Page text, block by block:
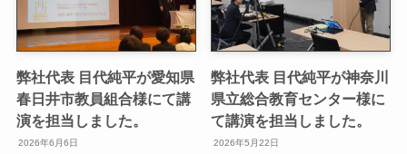
弊社代表 目代純平が愛知県
春日井市教員組合様にて講
演を担当しました。
2026年6月6日
弊社代表 目代純平が神奈川
県立総合教育センター様に
て講演を担当しました。
2026年5月22日